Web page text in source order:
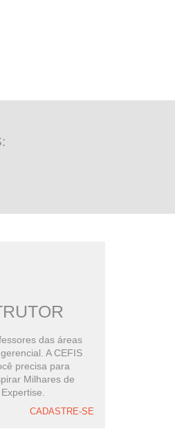
das áreas
A CEFIS
precisa para
Milhares de
CADASTRE-SE